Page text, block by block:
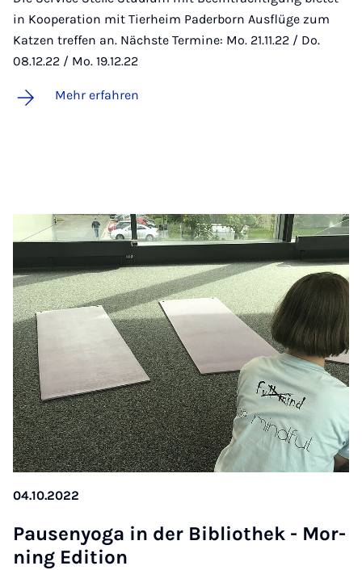
in Kooperation mit Tierheim Paderborn Ausflüge zum
Katzen treffen an. Nächste Termine: Mo. 21.11.22 / Do.
08.12.22 / Mo. 19.12.22
Mehr erfahren
04.10.2022
Pau­se­nyo­ga in der Bi­blio­thek - Mor­
ning Edi­ti­on